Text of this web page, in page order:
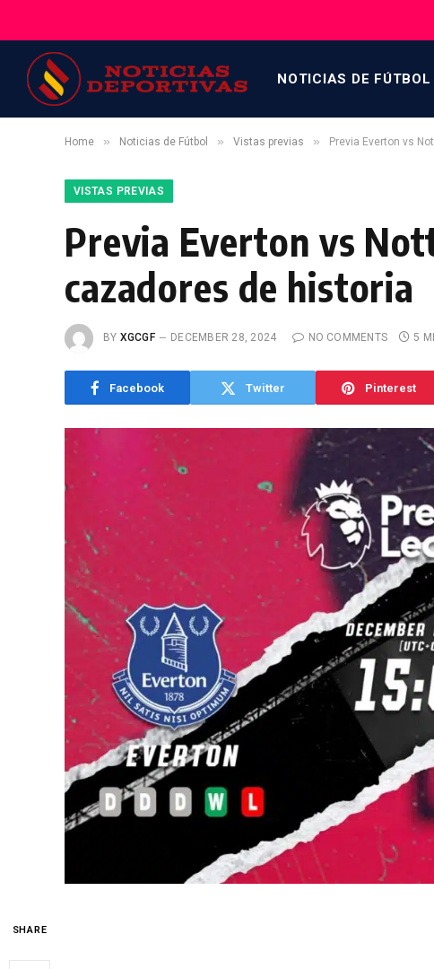
NOTICIAS DE FÚTBOL
Home » Noticias de Fútbol » Vistas previas » Previa Everton vs
VISTAS PREVIAS
Previa Everton vs
cazadores de historia
BY XGCGF DECEMBER 28, 2024 NO COMMENTS 5
Facebook Twitter Pinterest
SHARE